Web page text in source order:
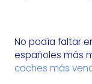
No podía faltar
españoles más
coches más